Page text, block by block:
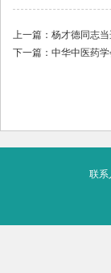
上一篇： 杨才德同志
下一篇： 中华中医药
联